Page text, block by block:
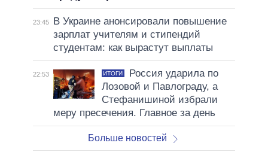
23:45
В Украине анонсировали повышение
зарплат учителям и стипендий
студентам: как вырастут выплаты
22:53 ИТОГИ
Россия ударила по
Лозовой и Павлограду, а
Стефанишиной избрали
меру пресечения. Главное за день
Больше новостей